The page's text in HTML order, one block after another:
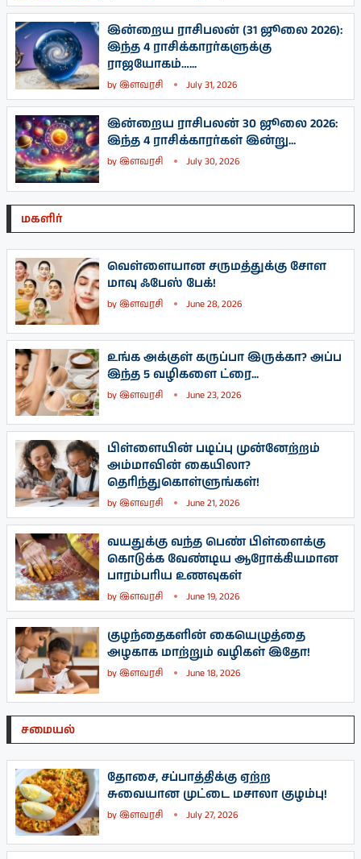
இன்றைய ராசிபலன் (31 ஜூலை 2026):
இந்த 4 ராசிக்காரர்களுக்கு
ராஜயோகம்…...
byஇளவரசி July 31, 2026
இன்றைய ராசிபலன் 30 ஜூலை 2026:
இந்த 4 ராசிக்காரர்கள் இன்று...
byஇளவரசி July 30, 2026
மகளிர்
வெள்ளையான சருமத்துக்கு சோள
மாவு ஃபேஸ் பேக்!
byஇளவரசி June 28, 2026
உங்க அக்குள் கருப்பா இருக்கா? அப்ப
இந்த 5 வழிகளை ட்ரை...
byஇளவரசி June 23, 2026
பிள்ளையின் படிப்பு முன்னேற்றம்
அம்மாவின் கையிலா?
தெரிந்துகொள்ளுங்கள்!
byஇளவரசி June 21, 2026
வயதுக்கு வந்த பெண் பிள்ளைக்கு
கொடுக்க வேண்டிய ஆரோக்கியமான
பாரம்பரிய உணவுகள்
byஇளவரசி June 19, 2026
குழந்தைகளின் கையெழுத்தை
அழகாக மாற்றும் வழிகள் இதோ!
byஇளவரசி June 18, 2026
சமையல்
தோசை, சப்பாத்திக்கு ஏற்ற
சுவையான முட்டை மசாலா குழம்பு!
byஇளவரசி July 27, 2026